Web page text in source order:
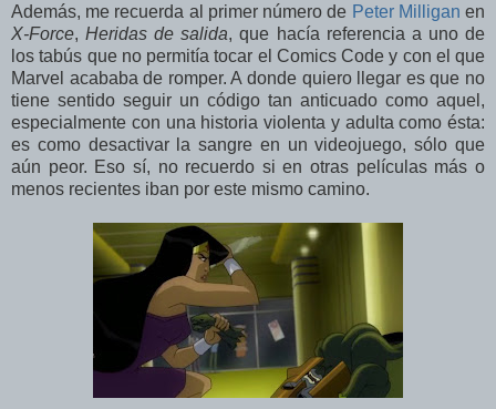
Además, me recuerda al primer número de Peter Milligan en
X-Force,Heridas de salida, que hacía referencia a uno de
los tabús que no permitía tocar el Comics Code y con el que
Marvel acababa de romper. A donde quiero llegar es que no
tiene sentido seguir un código tan anticuado como aquel,
especialmente con una historia violenta y adulta como ésta:
es como desactivar la sangre en un videojuego, sólo que
aún peor. Eso sí, no recuerdo si en otras películas más o
menos recientes iban por este mismo camino.